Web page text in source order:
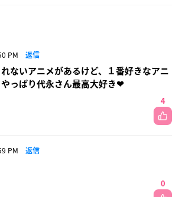
PM 返信
ないアニメがあるけど、１番好きなアニ
やっぱり代永さん最高大好き❤
4
PM 返信
0